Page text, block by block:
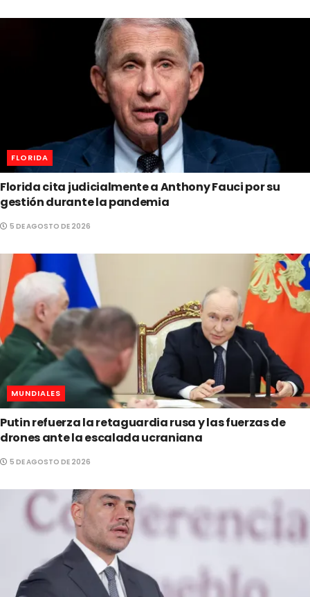
FLORIDA
Florida cita judicialmente a Anthony Fauci por su
gestión durante la pandemia
5 DE AGOSTO DE 2026
MUNDIALES
Putin refuerza la retaguardia rusa y las fuerzas de
drones ante la escalada ucraniana
5 DE AGOSTO DE 2026